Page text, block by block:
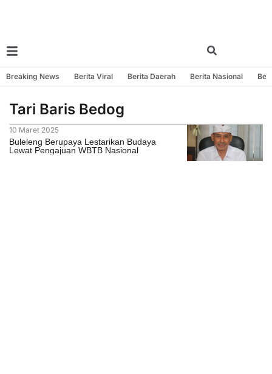
Breaking News Berita Viral Berita Daerah Berita Nasional
Tari Baris Bedog
10 Maret 2025
Buleleng Berupaya Lestarikan Budaya
Lewat Pengajuan WBTB Nasional